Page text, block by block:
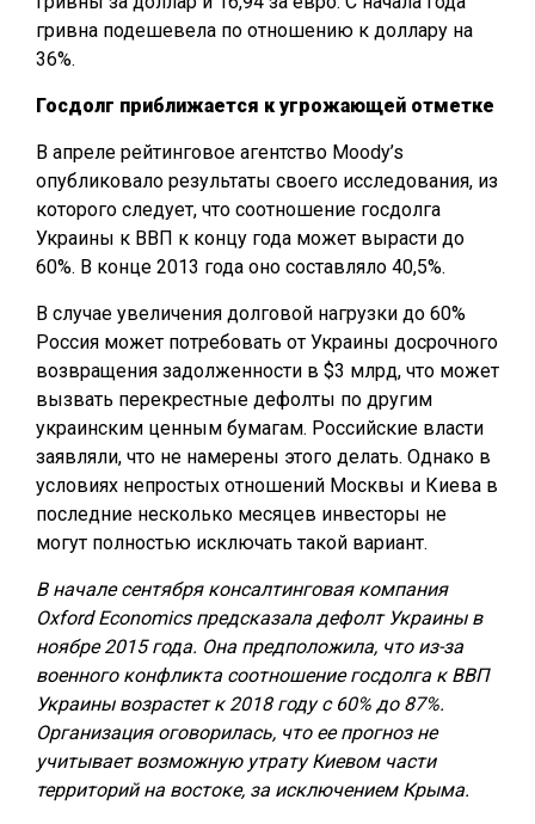
гривна подешевела по отношению к доллару на
36%.
Госдолг приближается к угрожающей отметке
В апреле рейтинговое агентство Moody’s
опубликовало результаты своего исследования, из
которого следует, что соотношение госдолга
Украины к ВВП к концу года может вырасти до
60%. В конце 2013 года оно составляло 40,5%.
В случае увеличения долговой нагрузки до 60%
Россия может потребовать от Украины досрочного
возвращения задолженности в $3 млрд, что может
вызвать перекрестные дефолты по другим
украинским ценным бумагам. Российские власти
заявляли, что не намерены этого делать. Однако в
условиях непростых отношений Москвы и Киева в
последние несколько месяцев инвесторы не
могут полностью исключать такой вариант.
В начале сентября консалтинговая компания
Oxford Economics предсказала дефолт Украины в
ноябре 2015 года. Она предположила, что из-за
военного конфликта соотношение госдолга к ВВП
Украины возрастет к 2018 году с 60% до 87%.
Организация оговорилась, что ее прогноз не
учитывает возможную утрату Киевом части
территорий на востоке, за исключением Крыма.